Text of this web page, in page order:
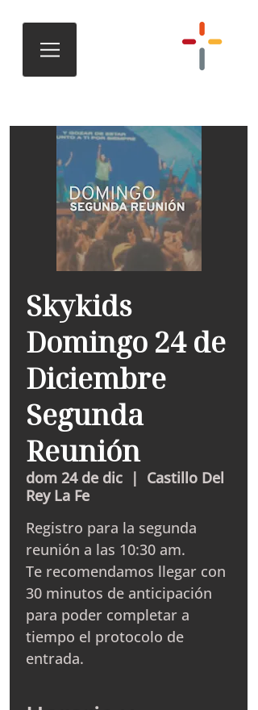
Skykids
Domingo 24 de
Diciembre
Segunda
Reunión
dom 24 de dic
  |
Castillo Del
Rey La Fe
Registro para la segunda
reunión a las 10:30 am.
Te recomendamos llegar con
30 minutos de anticipación
para poder completar a
tiempo el protocolo de
entrada.